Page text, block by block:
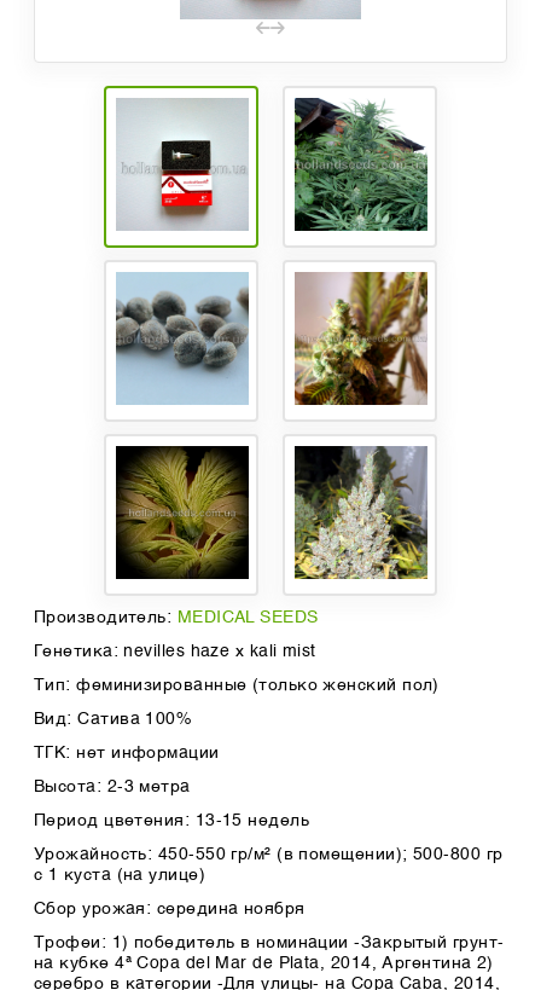
Производитель: MEDICAL SEEDS
Генетика: nevilles haze x kali mist
Тип: феминизированные (только женский пол)
Вид: Сатива 100%
ТГК: нет информации
Высота: 2-3 метра
Период цветения: 13-15 недель
Урожайность: 450-550 гр/м² (в помещении); 500-800 гр
с 1 куста (на улице)
Сбор урожая: середина ноября
Трофеи: 1) победитель в номинации -Закрытый грунт-
на кубке 4ª Copa del Mar de Plata, 2014, Аргентина 2)
серебро в категории -Для улицы- на Copa Caba, 2014,